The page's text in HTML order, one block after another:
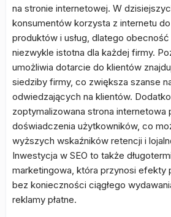
na stronie internetowej. W
konsumentów korzysta z internetu
produktów i usług, dlatego
niezwykle istotna dla każdej firmy.
umożliwia dotarcie do klientów
siedziby firmy, co zwiększa szanse
odwiedzających na klientów.
zoptymalizowana strona internetowa
doświadczenia użytkowników, co
wyższych wskaźników retencji i
Inwestycja w SEO to także
marketingowa, która przynosi efekty
bez konieczności ciągłego
reklamy płatne.